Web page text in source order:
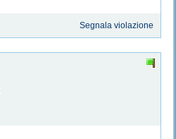
Segnala violazione